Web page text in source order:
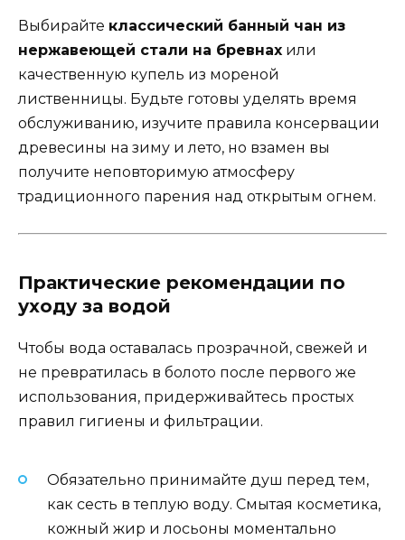
Выбирайте классический банный чан из
нержавеющей стали на бревнах или
качественную купель из мореной
лиственницы. Будьте готовы уделять время
обслуживанию, изучите правила консервации
древесины на зиму и лето, но взамен вы
получите неповторимую атмосферу
традиционного парения над открытым огнем.
Практические рекомендации по
уходу за водой
Чтобы вода оставалась прозрачной, свежей и
не превратилась в болото после первого же
использования, придерживайтесь простых
правил гигиены и фильтрации.
Обязательно принимайте душ перед тем,
как сесть в теплую воду. Смытая косметика,
кожный жир и лосьоны моментально